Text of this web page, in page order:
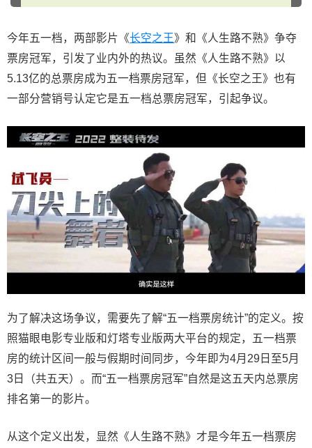
今年五一档，两部影片《长空之王》和《人生路不熟》争夺
票房冠军，引发了业内外的热议。虽然《人生路不熟》以
5.13亿的总票房成为五一档票房冠军，但《长空之王》也有
一部分营销号认定它是五一档总票房冠军，引起争议。
为了解决这场争议，需要先了解“五一档票房统计”的定义。按
照猫眼电影专业版和灯塔专业版两大平台的规定，五一档票
房的统计区间一般与假期时间同步，今年即为4月29日至5月
3日（共五天）。而“五一档票房冠军”自然是这五天内总票房
排名第一的影片。
从这个定义出发，显然《人生路不熟》才是今年五一档票房